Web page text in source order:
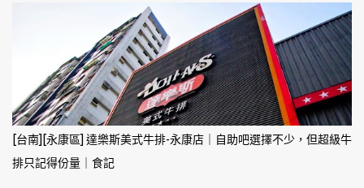
[台南][永康區] 達樂斯美式牛排-永康店｜自助吧選擇不少，但超級牛
排只記得份量｜食記